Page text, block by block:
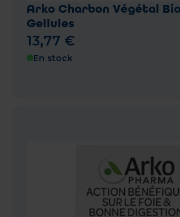
Arko Charbon Végétal
Gellules
13,77 €
En stock